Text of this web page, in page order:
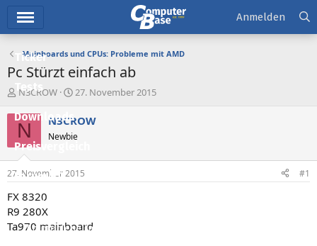
Ticker
Tests
Downloads
Preisvergleich
Forum
Aktuelles
Empfohlene Inhalte
Anmelden
Mainboards und CPUs: Probleme mit AMD
Pc Stürzt einfach ab
E
s
t
e
e
r
N3CROW
E
s
e
l
t
27. November 2015
N N3CROW
Newbie
27. November 2015 #1
FX 8320
R9 280X
Ta970 mainboard